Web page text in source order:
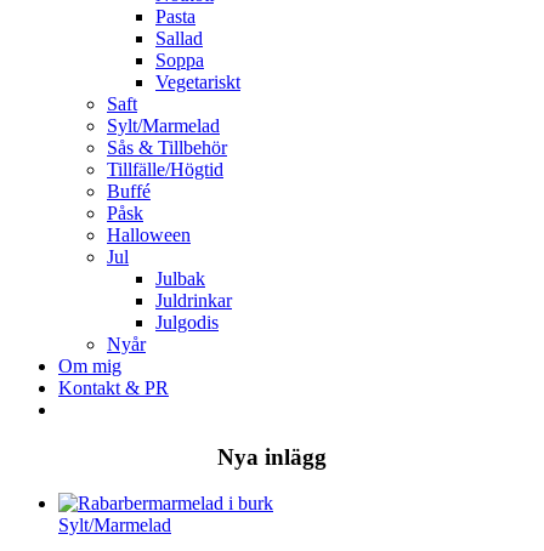
Pasta
Sallad
Soppa
Vegetariskt
Saft
Sylt/Marmelad
Sås & Tillbehör
Tillfälle/Högtid
Buffé
Påsk
Halloween
Jul
Julbak
Juldrinkar
Julgodis
Nyår
Om mig
Kontakt & PR
Nya inlägg
Sylt/Marmelad